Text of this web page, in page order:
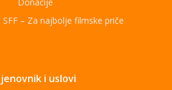
– Za najbolje filmske priče
i uslovi